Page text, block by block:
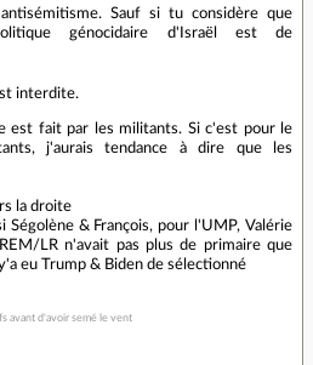
Sauf si tu considère que
génocidaire d'Israël est de
interdite.
est fait par les militants. Si c'est pour le
j'aurais tendance à dire que les
la droite
Ségolène & François, pour l'UMP, Valérie
LR n'avait pas plus de primaire que
eu Trump & Biden de sélectionné
avant d'avoir semé le vent